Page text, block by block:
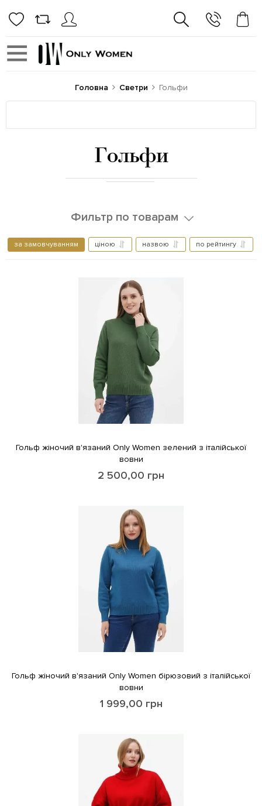
Головна Светри Гольфи
Гольфи
Фильтр по товарам
за замовчуванням ціною назвою по рейтингу
Гольф жіночий в'язаний Only Women зелений з італійської
вовни
2 500,00 грн
Гольф жіночий в'язаний Only Women бірюзовий з італійської
вовни
1 999,00 грн